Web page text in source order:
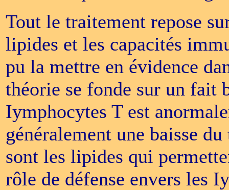
Tout le traitement repose
lipides et les capacités
pu la mettre en évidence
théorie se fonde sur un fait
Iymphocytes T est
généralement une baisse
sont les lipides qui
rôle de défense envers les